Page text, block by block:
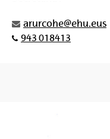
arurcohe@ehu.eus
943 018413